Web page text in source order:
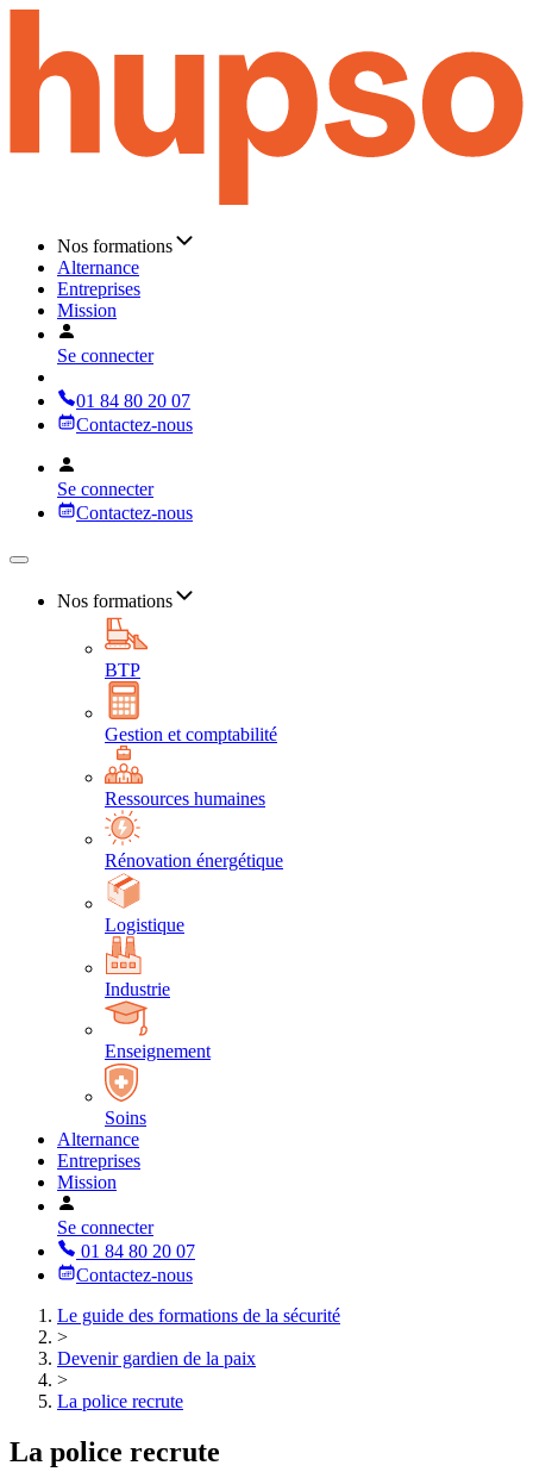
Nos formations
Alternance
Entreprises
Mission
Se connecter
01 84 80 20 07
Contactez-nous
Se connecter
Contactez-nous
Nos formations
BTP
Gestion et comptabilité
Ressources humaines
Rénovation énergétique
Logistique
Industrie
Enseignement
Soins
Alternance
Entreprises
Mission
Se connecter
01 84 80 20 07
Contactez-nous
Le guide des formations de la sécurité
>
Devenir gardien de la paix
>
La police recrute
La police recrute